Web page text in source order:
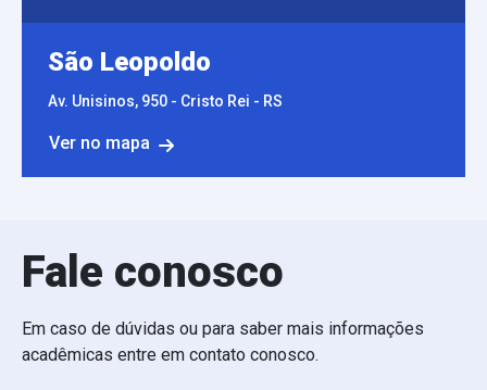
São Leopoldo
Av. Unisinos, 950 - Cristo Rei - RS
Ver no mapa
Fale conosco
Em caso de dúvidas ou para saber mais informações
acadêmicas entre em contato conosco.